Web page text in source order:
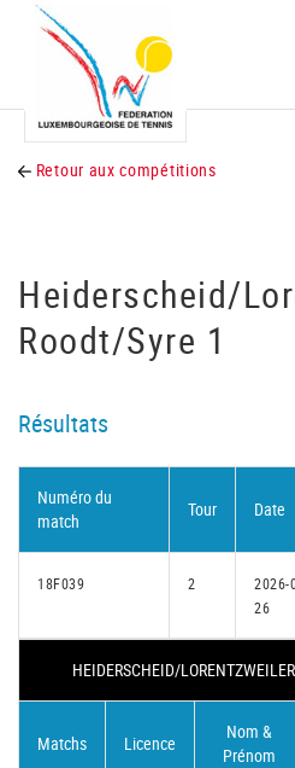
Retour aux compétitions
Heiderscheid/
Roodt/Syre 1
Résultats
Numéro du
match
Tour Date
18F039 2
2026-
26
HEIDERSCHEID/
Matchs Licence
Nom &
Prénom